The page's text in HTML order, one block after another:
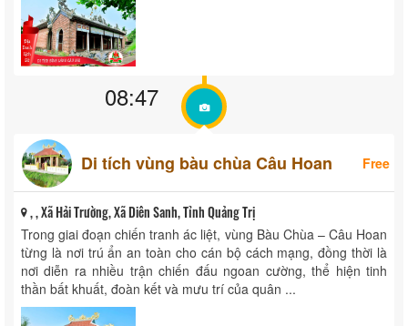
08:47
Di tích vùng bàu chùa Câu Hoan Free
, , Xã Hải Trường, Xã Diên Sanh, Tỉnh Quảng Trị
Trong giai đoạn chiến tranh ác liệt, vùng Bàu Chùa – Câu Hoan
từng là nơi trú ẩn an toàn cho cán bộ cách mạng, đồng thời là
nơi diễn ra nhiều trận chiến đấu ngoan cường, thể hiện tinh
thần bất khuất, đoàn kết và mưu trí của quân ...